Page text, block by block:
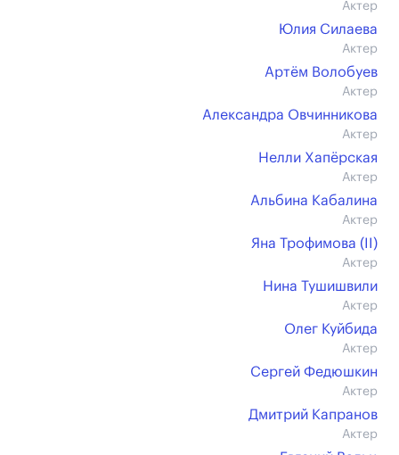
Актер
Юлия Силаева
Актер
Артём Волобуев
Актер
Александра Овчинникова
Актер
Нелли Хапёрская
Актер
Альбина Кабалина
Актер
Яна Трофимова (II)
Актер
Нина Тушишвили
Актер
Олег Куйбида
Актер
Сергей Федюшкин
Актер
Дмитрий Капранов
Актер